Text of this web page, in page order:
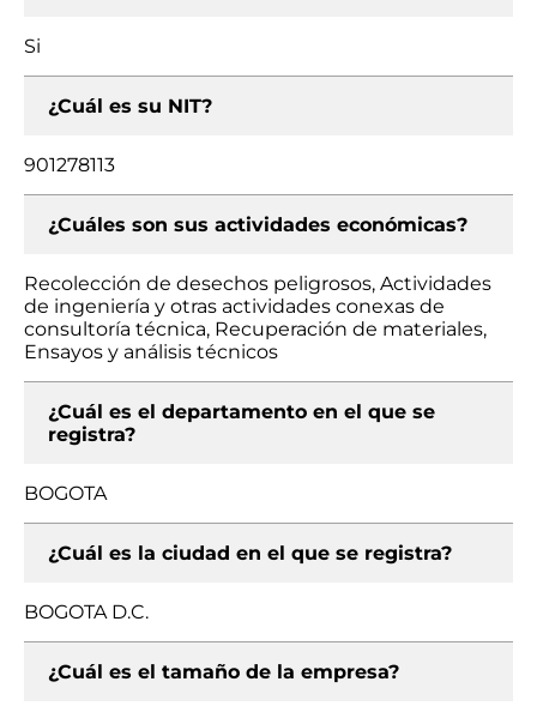
Si
¿Cuál es su NIT?
901278113
¿Cuáles son sus actividades económicas?
Recolección de desechos peligrosos, Actividades
de ingeniería y otras actividades conexas de
consultoría técnica, Recuperación de materiales,
Ensayos y análisis técnicos
¿Cuál es el departamento en el que se
registra?
BOGOTA
¿Cuál es la ciudad en el que se registra?
BOGOTA D.C.
¿Cuál es el tamaño de la empresa?